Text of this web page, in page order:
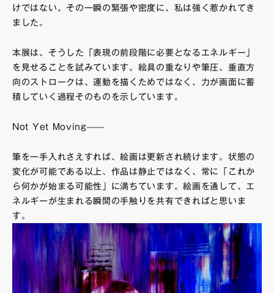
けではない。その一瞬の緊張や密度に、私は強く惹かれてき
ました。
本展は、そうした「表現の前段階に必要となるエネルギー」
を見せることを試みています。絵具の重なりや筆圧、垂直方
向のストロークは、運動を描くためではなく、力が画面に蓄
積していく過程そのものを示しています。
Not Yet Moving——
筆を一手入れさえすれば、絵画は更新され続けます。状態の
変化が可能である以上、作品は静止ではなく、常に「これか
ら何かが始まる可能性」に満ちています。絵画を通して、エ
ネルギーが生まれる瞬間の手触りを共有できればと思いま
す。